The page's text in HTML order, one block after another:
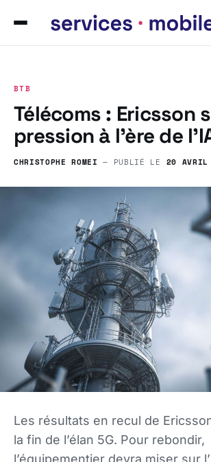
BTB
Télécoms : Ericsson
pression à l’ère de
CHRISTOPHE ROMEI — PUBLIÉ LE 20
Les résultats en recul de
la fin de l’élan 5G. Pour rebondir,
l’équipementier devra miser sur